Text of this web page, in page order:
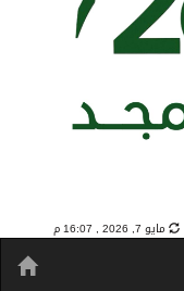
مايو 7, 2026 , 16:07 م